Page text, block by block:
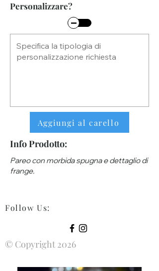
Personalizzare?
Aggiungi al carello
Info Prodotto:
Pareo con morbida spugna e dettaglio di
frange.
Follow Us:
© Copyright 2026